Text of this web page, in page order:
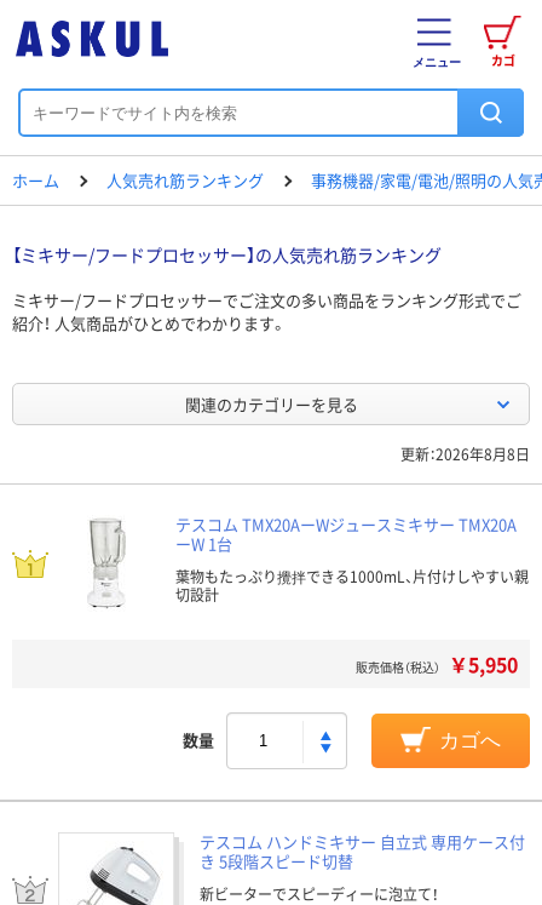
カゴ
メニュー
ホーム 人気売れ筋ランキング 事務機器/家電/電池/照明の人気
【ミキサー/フードプロセッサー】の人気売れ筋ランキング
ミキサー/フードプロセッサーでご注文の多い商品をランキング形式でご
紹介！ 人気商品がひとめでわかります。
関連のカテゴリーを見る
更新：2026年8月8日
テスコム TMX20AーWジュースミキサー TMX20A
ーW 1台
葉物もたっぷり攪拌できる1000mL、片付けしやすい親
切設計
販売価格（税込） ￥5,950
数量 カゴへ
テスコム ハンドミキサー 自立式 専用ケース付
き 5段階スピード切替
新ビーターでスピーディーに泡立て！